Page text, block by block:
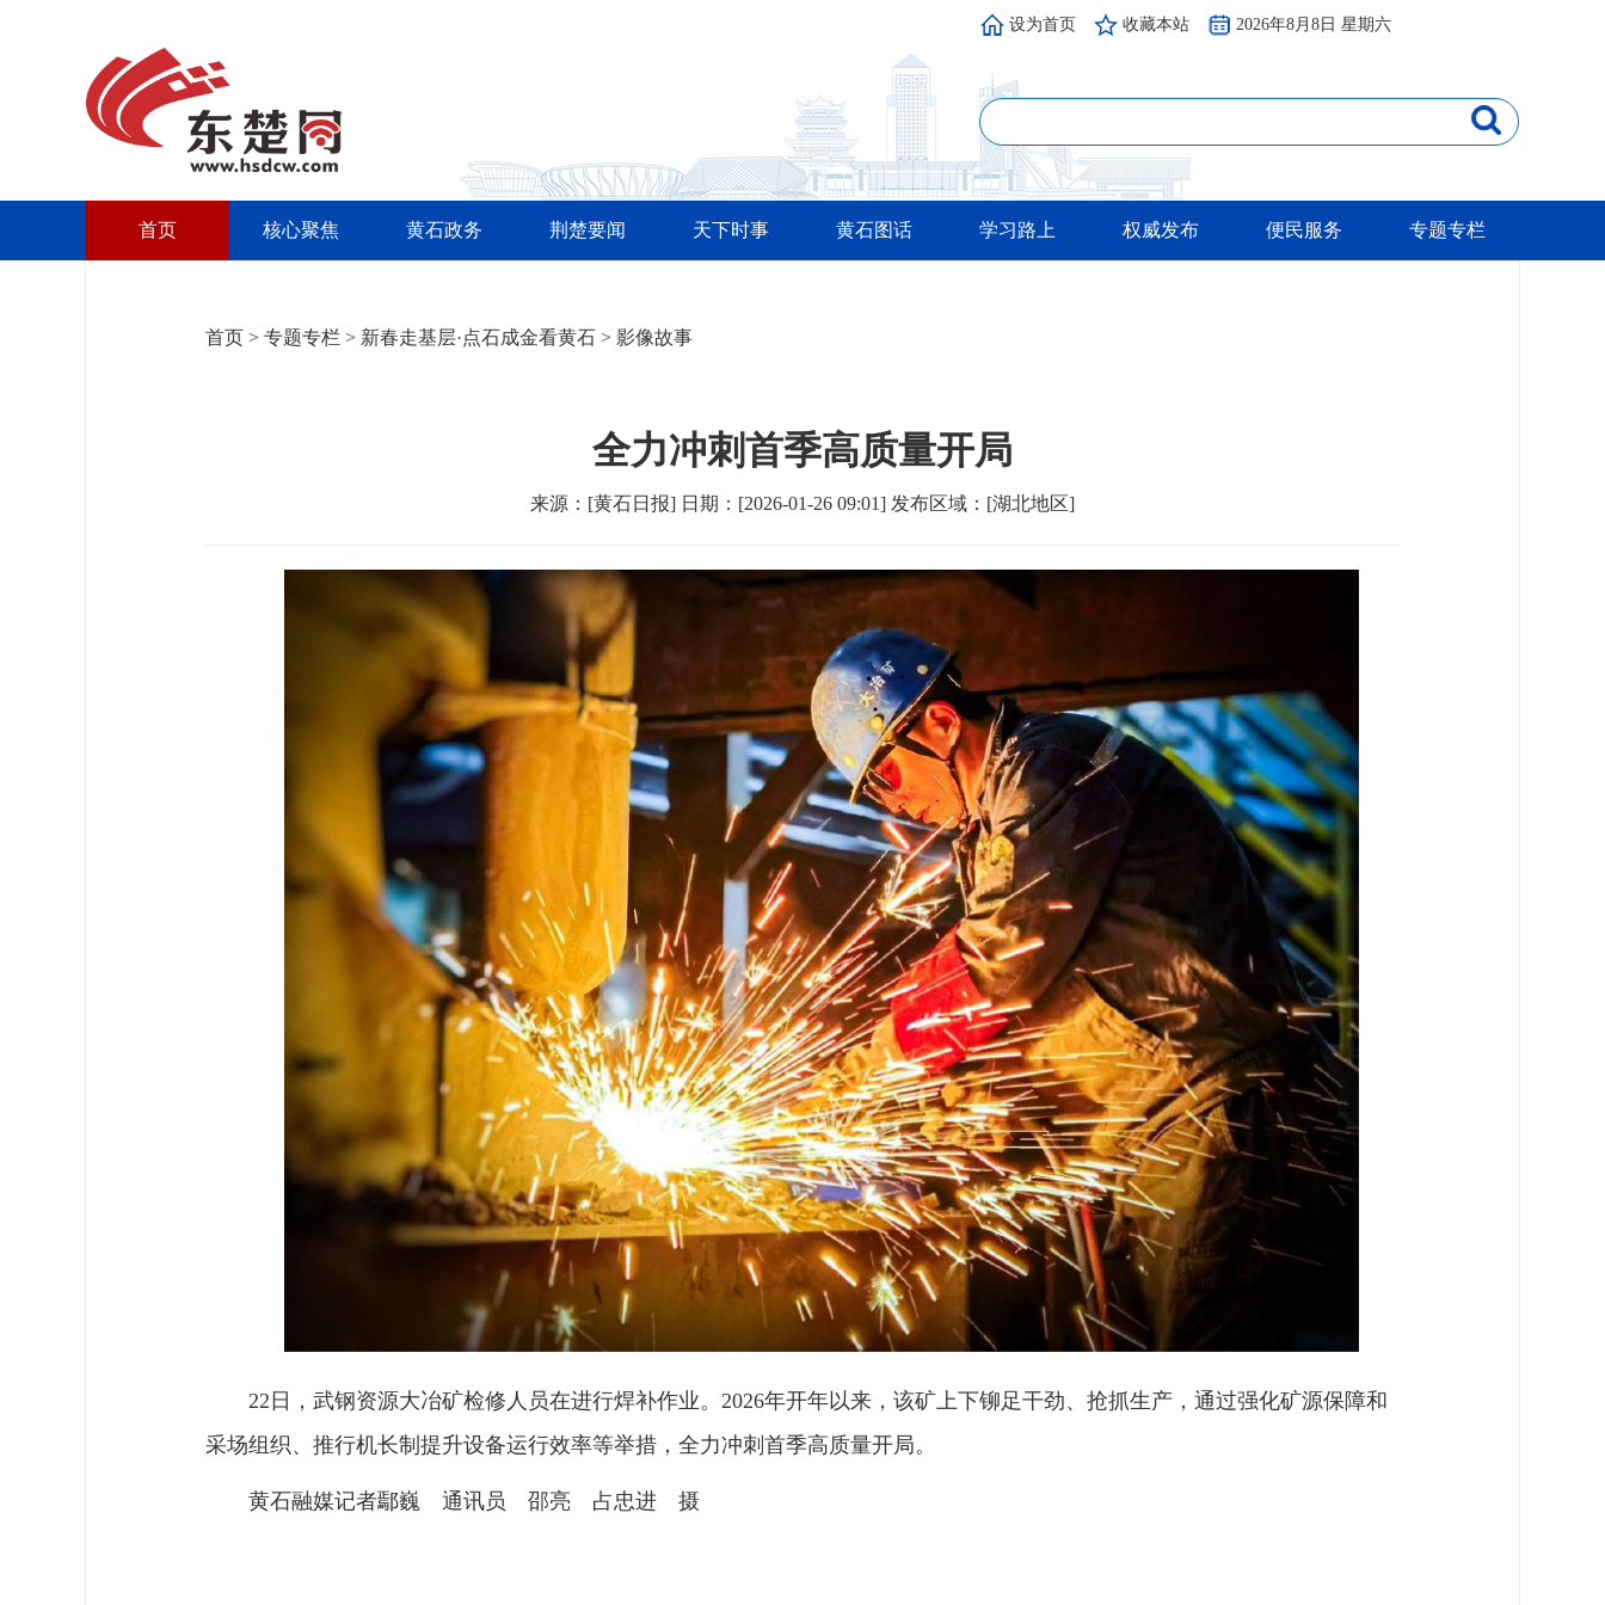
设为首页 收藏本站 2026年8月8日 星期六
首页 核心聚焦 黄石政务 荆楚要闻 天下时事 黄石图话 学习路上 权威发布 便民服务 专题专栏
首页 > 专题专栏 > 新春走基层·点石成金看黄石 > 影像故事
全力冲刺首季高质量开局
来源：[黄石日报] 日期：[2026-01-26 09:01] 发布区域：[湖北地区]
22日，武钢资源大冶矿检修人员在进行焊补作业。2026年开年以来，该矿上下铆足干劲、抢抓生产，通过强化矿源保障和
采场组织、推行机长制提升设备运行效率等举措，全力冲刺首季高质量开局。
黄石融媒记者鄢巍 通讯员 邵亮 占忠进 摄